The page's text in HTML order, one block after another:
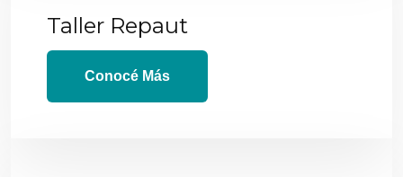
Taller Repaut
Conocé Más